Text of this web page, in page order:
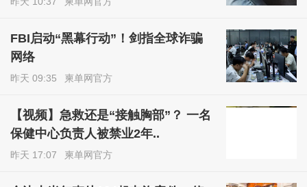
FBI启动“黑幕行动”！剑指全球诈骗
网络
昨天 09:35 柬单网官方
【视频】急救还是“接触胸部”？ 一名
保健中心负责人被禁业2年..
昨天 17:07 柬单网官方